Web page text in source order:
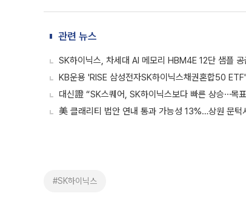
관련 뉴스
SK하이닉스, 차세대 AI 메모리 HBM4E 12단 샘플
KB운용 'RISE 삼성전자SK하이닉스채권혼합50
대신證 “SK스퀘어, SK하이닉스보다 빠른 상승⋯목
美 클래리티 법안 연내 통과 가능성 13%…상원 문턱
#SK하이닉스